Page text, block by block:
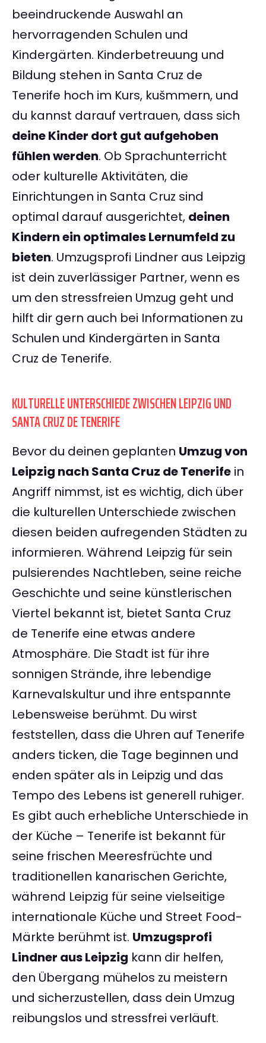
beeindruckende Auswahl an
hervorragenden Schulen und
Kindergärten. Kinderbetreuung und
Bildung stehen in Santa Cruz de
Tenerife hoch im Kurs, kušmmern, und
du kannst darauf vertrauen, dass sich
deine Kinder dort gut aufgehoben
fühlen werden. Ob Sprachunterricht
oder kulturelle Aktivitäten, die
Einrichtungen in Santa Cruz sind
optimal darauf ausgerichtet, deinen
Kindern ein optimales Lernumfeld zu
bieten. Umzugsprofi Lindner aus Leipzig
ist dein zuverlässiger Partner, wenn es
um den stressfreien Umzug geht und
hilft dir gern auch bei Informationen zu
Schulen und Kindergärten in Santa
Cruz de Tenerife.
KULTURELLE UNTERSCHIEDE ZWISCHEN LEIPZIG UND
SANTA CRUZ DE TENERIFE
Bevor du deinen geplanten Umzug von
Leipzig nach Santa Cruz de Tenerife in
Angriff nimmst, ist es wichtig, dich über
die kulturellen Unterschiede zwischen
diesen beiden aufregenden Städten zu
informieren. Während Leipzig für sein
pulsierendes Nachtleben, seine reiche
Geschichte und seine künstlerischen
Viertel bekannt ist, bietet Santa Cruz
de Tenerife eine etwas andere
Atmosphäre. Die Stadt ist für ihre
sonnigen Strände, ihre lebendige
Karnevalskultur und ihre entspannte
Lebensweise berühmt. Du wirst
feststellen, dass die Uhren auf Tenerife
anders ticken, die Tage beginnen und
enden später als in Leipzig und das
Tempo des Lebens ist generell ruhiger.
Es gibt auch erhebliche Unterschiede in
der Küche – Tenerife ist bekannt für
seine frischen Meeresfrüchte und
traditionellen kanarischen Gerichte,
während Leipzig für seine vielseitige
internationale Küche und Street Food-
Märkte berühmt ist. Umzugsprofi
Lindner aus Leipzig kann dir helfen,
den Übergang mühelos zu meistern
und sicherzustellen, dass dein Umzug
reibungslos und stressfrei verläuft.